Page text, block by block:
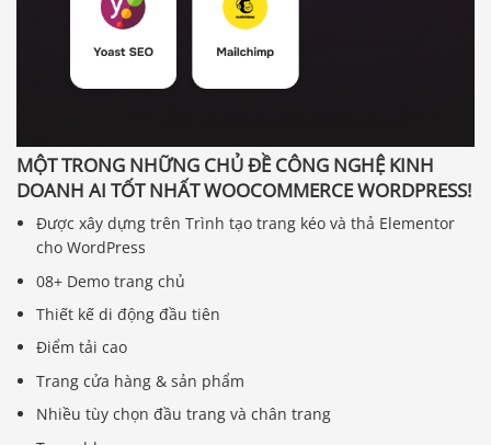
MỘT TRONG NHỮNG CHỦ ĐỀ CÔNG NGHỆ KINH
DOANH AI TỐT NHẤT WOOCOMMERCE WORDPRESS!
Được xây dựng trên Trình tạo trang kéo và thả Elementor
cho WordPress
08+ Demo trang chủ
Thiết kế di động đầu tiên
Điểm tải cao
Trang cửa hàng & sản phẩm
Nhiều tùy chọn đầu trang và chân trang